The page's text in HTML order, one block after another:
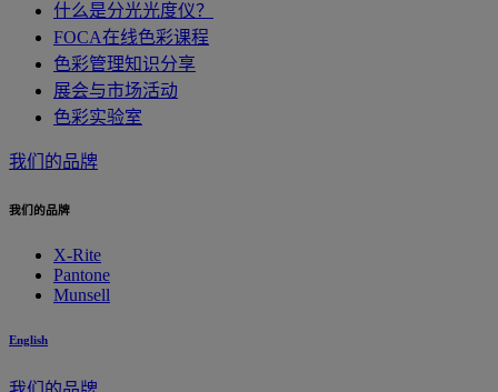
什么是分光光度仪？
FOCA在线色彩课程
色彩管理知识分享
展会与市场活动
色彩实验室
我们的品牌
我们的品牌
X-Rite
Pantone
Munsell
English